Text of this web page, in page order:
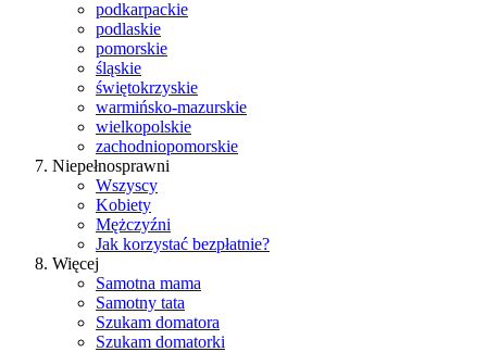
podkarpackie
podlaskie
pomorskie
śląskie
świętokrzyskie
warmińsko-mazurskie
wielkopolskie
zachodniopomorskie
Niepełnosprawni
Wszyscy
Kobiety
Mężczyźni
Jak korzystać bezpłatnie?
Więcej
Samotna mama
Samotny tata
Szukam domatora
Szukam domatorki